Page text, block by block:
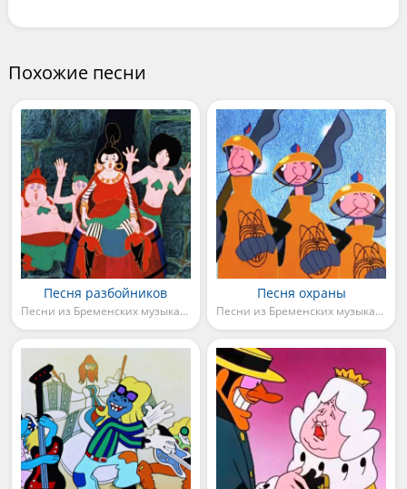
Похожие песни
Песня разбойников
Песни из Бременских музыкантов
Песня охраны
Песни из Бременских музыкантов